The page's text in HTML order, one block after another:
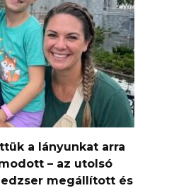
a lányunkat arra
– az utolsó
megállított és